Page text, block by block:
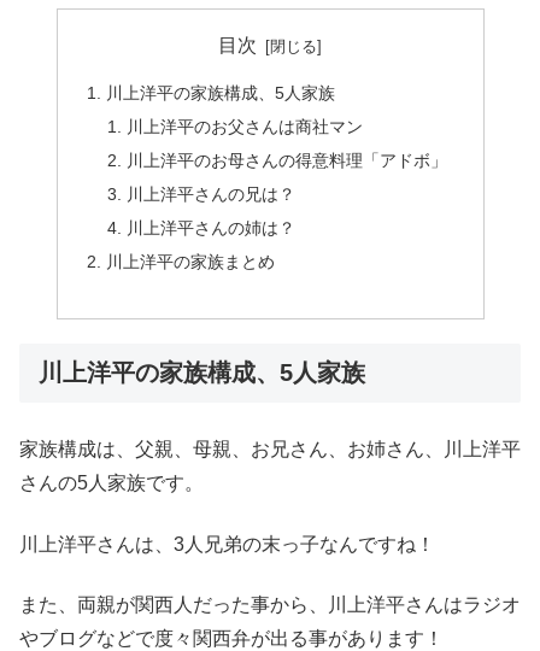
目次
川上洋平の家族構成、5人家族
川上洋平のお父さんは商社マン
川上洋平のお母さんの得意料理「アドボ」
川上洋平さんの兄は？
川上洋平さんの姉は？
川上洋平の家族まとめ
川上洋平の家族構成、5人家族
家族構成は、父親、母親、お兄さん、お姉さん、川上洋平
さんの5人家族です。
川上洋平さんは、3人兄弟の末っ子なんですね！
また、両親が関西人だった事から、川上洋平さんはラジオ
やブログなどで度々関西弁が出る事があります！